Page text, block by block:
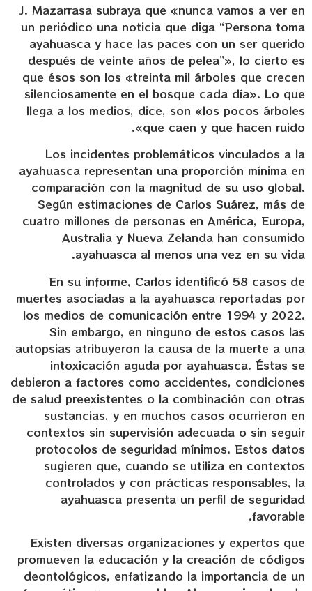
J. Mazarrasa subraya que «nunca vamos a ver en
un periódico una noticia que diga “Persona toma
ayahuasca y hace las paces con un ser querido
después de veinte años de pelea”», lo cierto es
que ésos son los «treinta mil árboles que crecen
silenciosamente en el bosque cada día». Lo que
llega a los medios, dice, son «los pocos árboles
que caen y que hacen ruido».
Los incidentes problemáticos vinculados a la
ayahuasca representan una proporción mínima en
comparación con la magnitud de su uso global.
Según estimaciones de Carlos Suárez, más de
cuatro millones de personas en América, Europa,
Australia y Nueva Zelanda han consumido
ayahuasca al menos una vez en su vida.
En su informe, Carlos identificó 58 casos de
muertes asociadas a la ayahuasca reportadas por
los medios de comunicación entre 1994 y 2022.
Sin embargo, en ninguno de estos casos las
autopsias atribuyeron la causa de la muerte a una
intoxicación aguda por ayahuasca. Éstas se
debieron a factores como accidentes, condiciones
de salud preexistentes o la combinación con otras
sustancias, y en muchos casos ocurrieron en
contextos sin supervisión adecuada o sin seguir
protocolos de seguridad mínimos. Estos datos
sugieren que, cuando se utiliza en contextos
controlados y con prácticas responsables, la
ayahuasca presenta un perfil de seguridad
favorable.
Existen diversas organizaciones y expertos que
promueven la educación y la creación de códigos
deontológicos, enfatizando la importancia de un